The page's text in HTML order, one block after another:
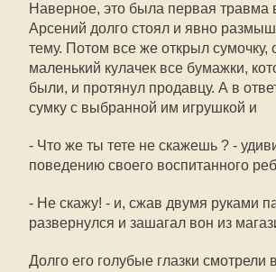
Наверное, это была первая травма
Арсений долго стоял и явно
тему. Потом все же открыл сумочку,
маленький кулачек все бумажки,
были, и протянул продавцу. А в
сумку с выбранной им игрушкой и
- Что же ты тете не скажешь ? -
поведению своего воспитанного
- Не скажу! - и, сжав двумя руками
развернулся и зашагал вон из
Долго его голубые глазки смотрели